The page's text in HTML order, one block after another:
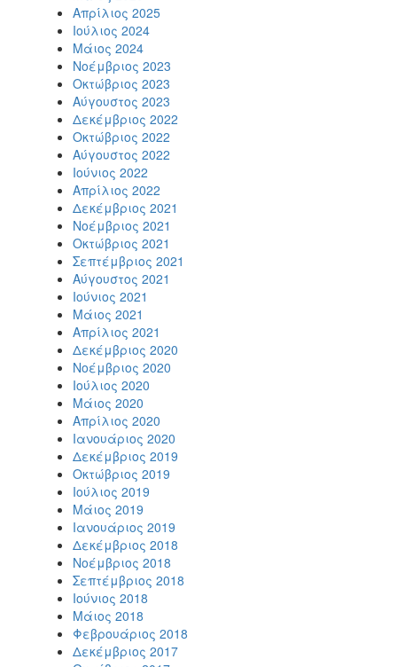
Απρίλιος 2025
Ιούλιος 2024
Μάιος 2024
Νοέμβριος 2023
Οκτώβριος 2023
Αύγουστος 2023
Δεκέμβριος 2022
Οκτώβριος 2022
Αύγουστος 2022
Ιούνιος 2022
Απρίλιος 2022
Δεκέμβριος 2021
Νοέμβριος 2021
Οκτώβριος 2021
Σεπτέμβριος 2021
Αύγουστος 2021
Ιούνιος 2021
Μάιος 2021
Απρίλιος 2021
Δεκέμβριος 2020
Νοέμβριος 2020
Ιούλιος 2020
Μάιος 2020
Απρίλιος 2020
Ιανουάριος 2020
Δεκέμβριος 2019
Οκτώβριος 2019
Ιούλιος 2019
Μάιος 2019
Ιανουάριος 2019
Δεκέμβριος 2018
Νοέμβριος 2018
Σεπτέμβριος 2018
Ιούνιος 2018
Μάιος 2018
Φεβρουάριος 2018
Δεκέμβριος 2017